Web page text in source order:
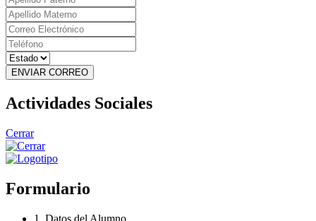
ENVIAR CORREO
Actividades Sociales
Cerrar
Formulario
1. Datos del Alumno